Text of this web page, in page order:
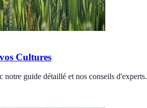
Cultures
guide détaillé et nos conseils d'experts.